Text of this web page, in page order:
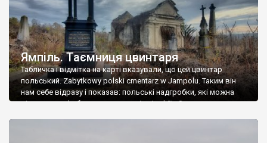
Ямпіль. Таємниця цвинтаря
Табличка і відмітка на карті вказували, що цей цвинтар
польський. Zabytkowy polski cmentarz w Jampolu. Таким він
нам себе відразу і показав: польські надгробки, які можна
віднести до фабричних, польські епітафії… Загалом цвинтар